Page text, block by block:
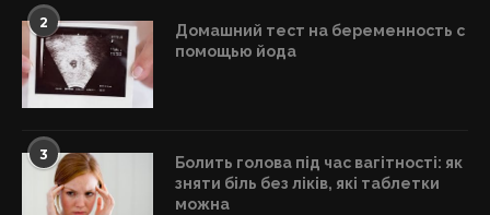
2
Домашний тест на беременность с
помощью йода
3
Болить голова під час вагітності: як
зняти біль без ліків, які таблетки
можна